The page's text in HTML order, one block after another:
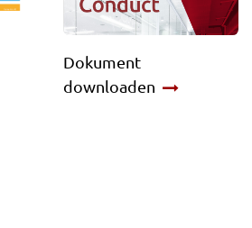
Dokument
downloaden